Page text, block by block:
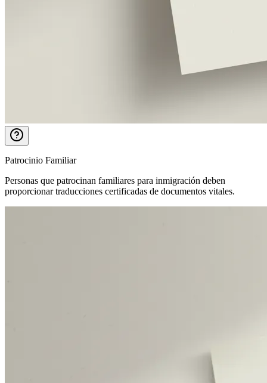
Patrocinio Familiar
Personas que patrocinan familiares para inmigración deben
proporcionar traducciones certificadas de documentos vitales.